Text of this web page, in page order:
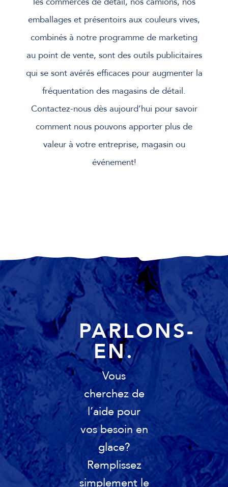
emballages et présentoirs aux couleurs vives,
combinés à notre programme de marketing
au point de vente, sont des outils publicitaires
qui se sont avérés efficaces pour augmenter la
fréquentation des magasins de détail.
Contactez-nous dès aujourd’hui pour savoir
comment nous pouvons apporter plus de
valeur à votre entreprise, magasin ou
événement!
PARLONS-
EN.
Vous
cherchez de
l’aide pour
vos besoin en
glace?
Remplissez
simplement le